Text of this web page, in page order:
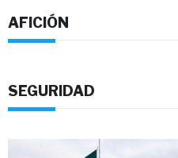
AFICIÓN
SEGURIDAD